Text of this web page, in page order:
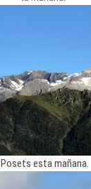
Posets esta mañana.